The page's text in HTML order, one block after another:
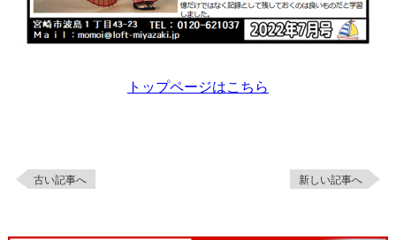
トップページはこちら
古い記事へ 新しい記事へ